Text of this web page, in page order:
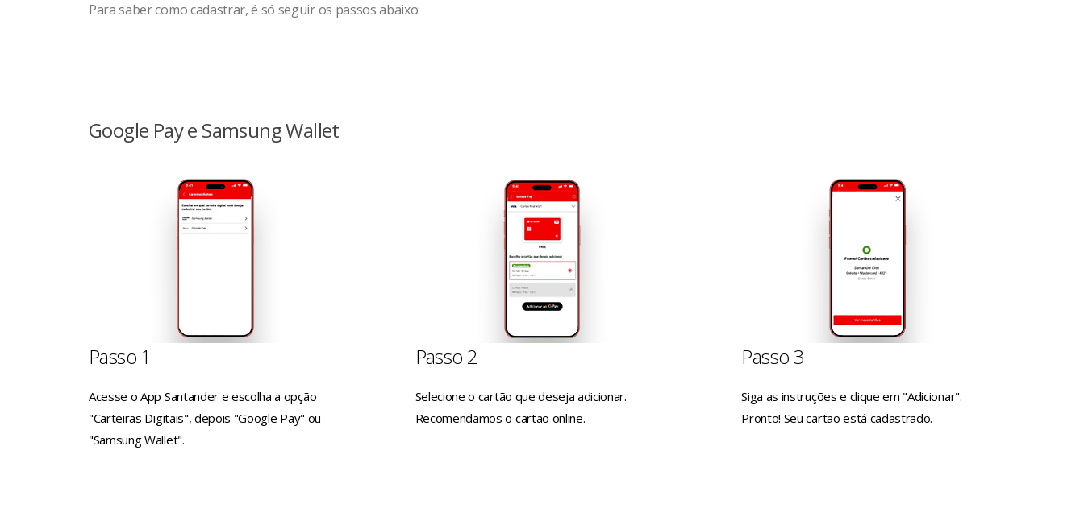
Para saber como cadastrar, é só seguir os passos abaixo:
Google Pay e Samsung Wallet
Passo 1
Acesse o App Santander e escolha a opção
"Carteiras Digitais", depois "Google Pay" ou
"Samsung Wallet".
Passo 2
Selecione o cartão que deseja adicionar.
Recomendamos o cartão online.
Passo 3
Siga as instruções e clique em "Adicionar".
Pronto! Seu cartão está cadastrado.